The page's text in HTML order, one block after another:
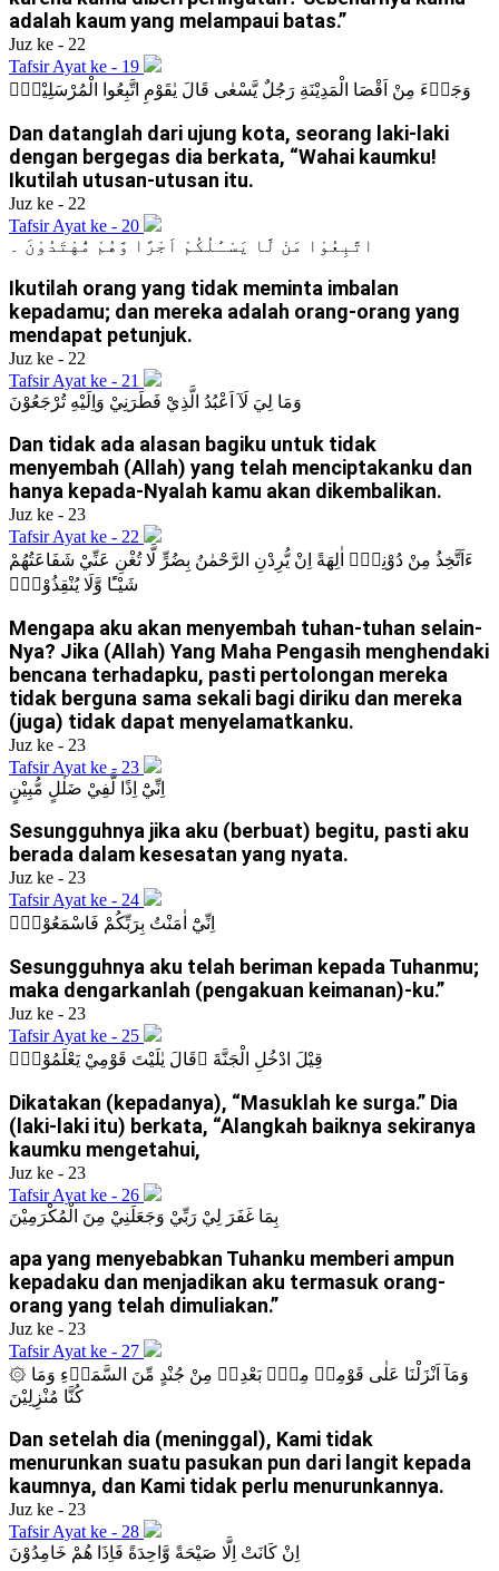
adalah kaum yang melampaui batas.”
Juz ke - 22
Tafsir Ayat ke - 19
وَجَاۤءَ مِنْ اَقْصَا الْمَدِيْنَةِ رَجُلٌ يَّسْعٰى قَالَ يٰقَوْمِ اتَّبِعُوا الْمُرْسَلِيْنَۙ
Dan datanglah dari ujung kota, seorang laki-laki
dengan bergegas dia berkata, “Wahai kaumku!
Ikutilah utusan-utusan itu.
Juz ke - 22
Tafsir Ayat ke - 20
اتَّبِعُوْا مَنْ لَّا يَسْـَٔلُكُمْ اَجْرًا وَّهُمْ مُّهْتَدُوْنَ ۔
Ikutilah orang yang tidak meminta imbalan
kepadamu; dan mereka adalah orang-orang yang
mendapat petunjuk.
Juz ke - 22
Tafsir Ayat ke - 21
وَمَا لِيَ لَآ اَعْبُدُ الَّذِيْ فَطَرَنِيْ وَاِلَيْهِ تُرْجَعُوْنَ
Dan tidak ada alasan bagiku untuk tidak
menyembah (Allah) yang telah menciptakanku dan
hanya kepada-Nyalah kamu akan dikembalikan.
Juz ke - 23
Tafsir Ayat ke - 22
ءَاَتَّخِذُ مِنْ دُوْنِهٖٓ اٰلِهَةً اِنْ يُّرِدْنِ الرَّحْمٰنُ بِضُرٍّ لَّا تُغْنِ عَنِّيْ شَفَاعَتُهُمْ
شَيْـًٔا وَّلَا يُنْقِذُوْنِۚ
Mengapa aku akan menyembah tuhan-tuhan selain-
Nya? Jika (Allah) Yang Maha Pengasih menghendaki
bencana terhadapku, pasti pertolongan mereka
tidak berguna sama sekali bagi diriku dan mereka
(juga) tidak dapat menyelamatkanku.
Juz ke - 23
Tafsir Ayat ke - 23
اِنِّيْٓ اِذًا لَّفِيْ ضَلٰلٍ مُّبِيْنٍ
Sesungguhnya jika aku (berbuat) begitu, pasti aku
berada dalam kesesatan yang nyata.
Juz ke - 23
Tafsir Ayat ke - 24
اِنِّيْٓ اٰمَنْتُ بِرَبِّكُمْ فَاسْمَعُوْنِۗ
Sesungguhnya aku telah beriman kepada Tuhanmu;
maka dengarkanlah (pengakuan keimanan)-ku.”
Juz ke - 23
Tafsir Ayat ke - 25
قِيْلَ ادْخُلِ الْجَنَّةَ ۗقَالَ يٰلَيْتَ قَوْمِيْ يَعْلَمُوْنَۙ
Dikatakan (kepadanya), “Masuklah ke surga.” Dia
(laki-laki itu) berkata, “Alangkah baiknya sekiranya
kaumku mengetahui,
Juz ke - 23
Tafsir Ayat ke - 26
بِمَا غَفَرَ لِيْ رَبِّيْ وَجَعَلَنِيْ مِنَ الْمُكْرَمِيْنَ
apa yang menyebabkan Tuhanku memberi ampun
kepadaku dan menjadikan aku termasuk orang-
orang yang telah dimuliakan.”
Juz ke - 23
Tafsir Ayat ke - 27
۞ وَمَآ اَنْزَلْنَا عَلٰى قَوْمِهٖ مِنْۢ بَعْدِهٖ مِنْ جُنْدٍ مِّنَ السَّمَاۤءِ وَمَا
كُنَّا مُنْزِلِيْنَ
Dan setelah dia (meninggal), Kami tidak
menurunkan suatu pasukan pun dari langit kepada
kaumnya, dan Kami tidak perlu menurunkannya.
Juz ke - 23
Tafsir Ayat ke - 28
اِنْ كَانَتْ اِلَّا صَيْحَةً وَّاحِدَةً فَاِذَا هُمْ خَامِدُوْنَ